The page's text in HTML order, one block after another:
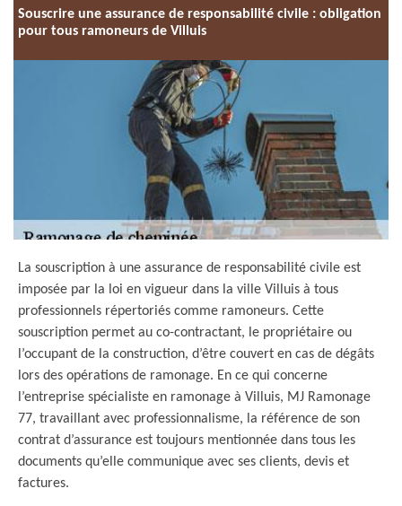
Souscrire une assurance de responsabilité civile : obligation
pour tous ramoneurs de Villuis
La souscription à une assurance de responsabilité civile est
imposée par la loi en vigueur dans la ville Villuis à tous
professionnels répertoriés comme ramoneurs. Cette
souscription permet au co-contractant, le propriétaire ou
l’occupant de la construction, d’être couvert en cas de dégâts
lors des opérations de ramonage. En ce qui concerne
l’entreprise spécialiste en ramonage à Villuis, MJ Ramonage
77, travaillant avec professionnalisme, la référence de son
contrat d’assurance est toujours mentionnée dans tous les
documents qu’elle communique avec ses clients, devis et
factures.